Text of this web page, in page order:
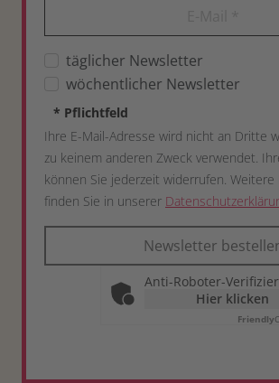
täglicher Newsletter
wöchentlicher Newsletter
* Pflichtfeld
Ihre E-Mail-Adresse wird nicht an Dritte
zu keinem anderen Zweck verwendet.
können Sie jederzeit widerrufen.
finden Sie in unserer
Newsletter
Anti-Roboter-
Hier klicken
Friendly